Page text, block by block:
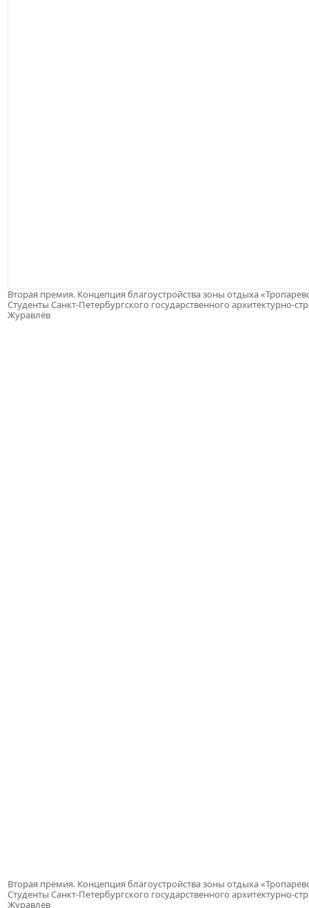
Вторая премия. Концепция благоустройства зоны отдыха
Студенты Санкт-Петербургского государственного
Журавлёв
Вторая премия. Концепция благоустройства зоны отдыха
Студенты Санкт-Петербургского государственного
Журавлёв